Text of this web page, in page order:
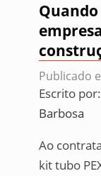
Publicado
Escrito por:
Barbosa
Ao
kit tubo